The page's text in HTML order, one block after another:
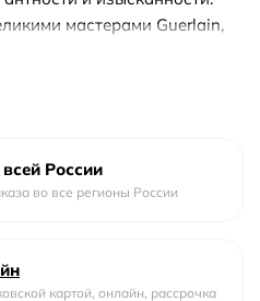
мастерами Guerlain,
стойкостью и уникальным
вас волшебством и
весной. Его аромат
которые пробуждают
и цветы распускаются
России
во все регионы России
картой, онлайн, рассрочка